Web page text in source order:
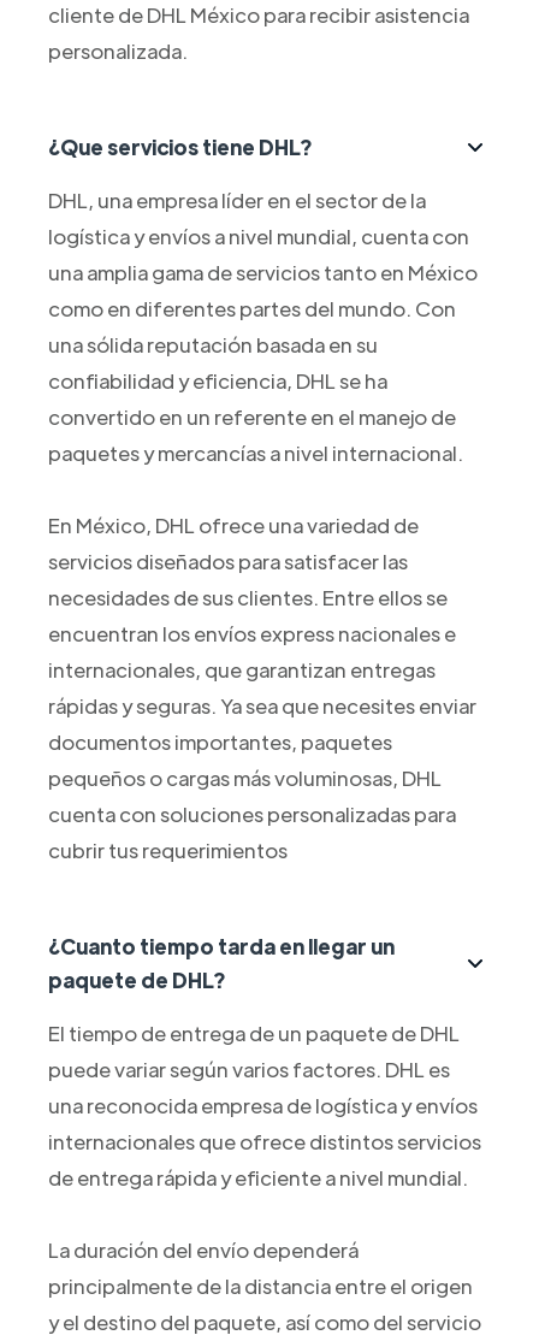
cliente de DHL México para recibir asistencia
personalizada.
¿Que servicios tiene DHL?
DHL, una empresa líder en el sector de la
logística y envíos a nivel mundial, cuenta con
una amplia gama de servicios tanto en México
como en diferentes partes del mundo. Con
una sólida reputación basada en su
confiabilidad y eficiencia, DHL se ha
convertido en un referente en el manejo de
paquetes y mercancías a nivel internacional.
En México, DHL ofrece una variedad de
servicios diseñados para satisfacer las
necesidades de sus clientes. Entre ellos se
encuentran los envíos express nacionales e
internacionales, que garantizan entregas
rápidas y seguras. Ya sea que necesites enviar
documentos importantes, paquetes
pequeños o cargas más voluminosas, DHL
cuenta con soluciones personalizadas para
cubrir tus requerimientos
¿Cuanto tiempo tarda en llegar un
paquete de DHL?
El tiempo de entrega de un paquete de DHL
puede variar según varios factores. DHL es
una reconocida empresa de logística y envíos
internacionales que ofrece distintos servicios
de entrega rápida y eficiente a nivel mundial.
La duración del envío dependerá
principalmente de la distancia entre el origen
y el destino del paquete, así como del servicio